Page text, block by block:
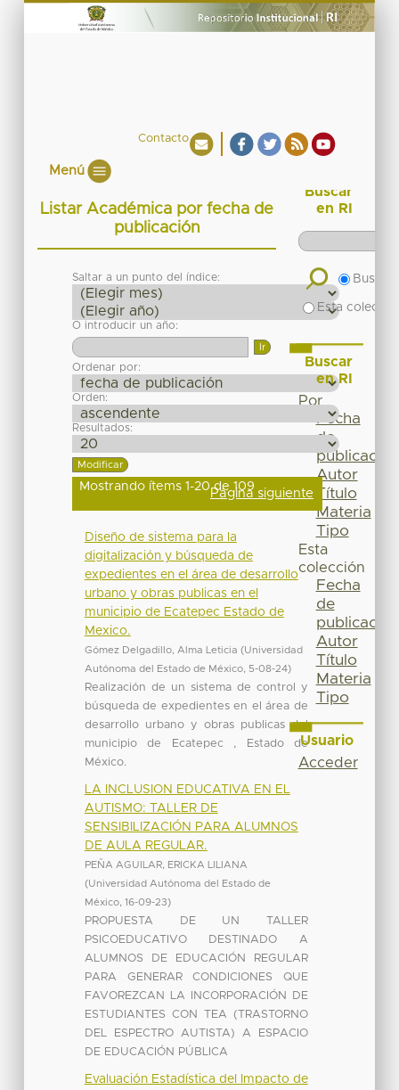
Contacto
Menú
Listar Académica por fecha de
publicación
Saltar a un punto del índice:
O introducir un año:
Ordenar por:
Orden:
Resultados:
Mostrando ítems 1-20 de 109Página siguiente
Diseño de sistema para la
digitalización y búsqueda de
expedientes en el área de desarrollo
urbano y obras publicas en el
municipio de Ecatepec Estado de
Mexico.
Gómez Delgadillo, Alma Leticia (Universidad
Autónoma del Estado de México, 5-08-24)
Realización de un sistema de control y
búsqueda de expedientes en el área de
desarrollo urbano y obras publicas del
municipio de Ecatepec , Estado de
México.
LA INCLUSION EDUCATIVA EN EL
AUTISMO: TALLER DE
SENSIBILIZACIÓN PARA ALUMNOS
DE AULA REGULAR.
PEÑA AGUILAR, ERICKA LILIANA
(Universidad Autónoma del Estado de
México, 16-09-23)
PROPUESTA DE UN TALLER
PSICOEDUCATIVO DESTINADO A
ALUMNOS DE EDUCACIÓN REGULAR
PARA GENERAR CONDICIONES QUE
FAVOREZCAN LA INCORPORACIÓN DE
ESTUDIANTES CON TEA (TRASTORNO
DEL ESPECTRO AUTISTA) A ESPACIO
DE EDUCACIÓN PÚBLICA
Evaluación Estadística del Impacto de
Buscar
en RI
Buscar
Esta
Buscar
en RI
Por
Fecha
de
publicación
Autor
Título
Materia
Tipo
Esta
colección
Fecha
de
publicación
Autor
Título
Materia
Tipo
Usuario
Acceder